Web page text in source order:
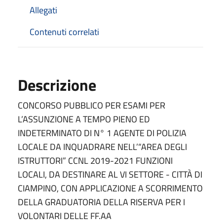
Allegati
Contenuti correlati
Descrizione
CONCORSO PUBBLICO PER ESAMI PER
L’ASSUNZIONE A TEMPO PIENO ED
INDETERMINATO DI N° 1 AGENTE DI POLIZIA
LOCALE DA INQUADRARE NELL’“AREA DEGLI
ISTRUTTORI” CCNL 2019-2021 FUNZIONI
LOCALI, DA DESTINARE AL VI SETTORE - CITTÀ DI
CIAMPINO, CON APPLICAZIONE A SCORRIMENTO
DELLA GRADUATORIA DELLA RISERVA PER I
VOLONTARI DELLE FF.AA